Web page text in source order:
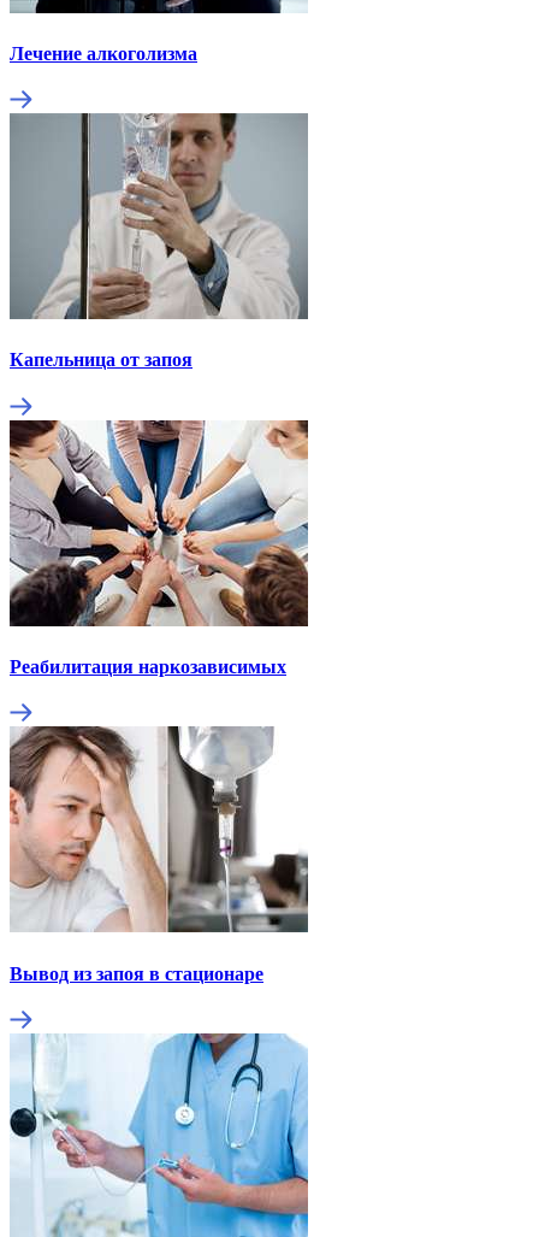
Лечение алкоголизма
Капельница от запоя
Реабилитация наркозависимых
Вывод из запоя в стационаре